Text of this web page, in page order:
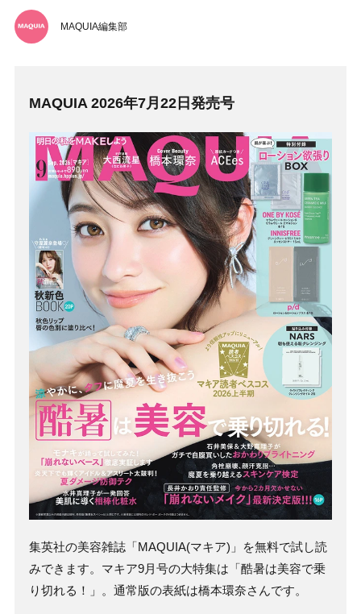
MAQUIA編集部
MAQUIA 2026年7月22日発売号
集英社の美容雑誌「MAQUIA(マキア)」を無料で試し読
みできます。マキア9月号の大特集は「酷暑は美容で乗
り切れる！」。通常版の表紙は橋本環奈さんです。